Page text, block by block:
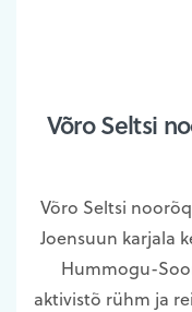
Võro Seltsi
Võro Seltsi
Joensuun karjala
Hummogu-
aktivistõ rühm ja